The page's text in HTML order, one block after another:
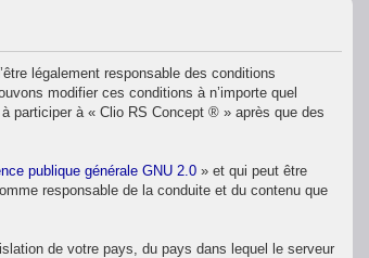
légalement responsable des conditions
modifier ces conditions à n’importe quel
participer à « Clio RS Concept ® » après que des
publique générale GNU 2.0 » et qui peut être
responsable de la conduite et du contenu que
de votre pays, du pays dans lequel le serveur